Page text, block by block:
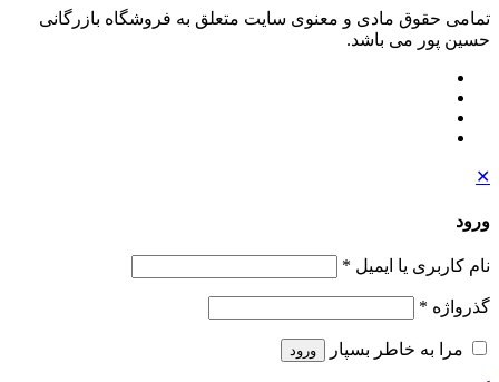
تمامی حقوق مادی و معنوی سایت متعلق به فروشگاه بازرگانی
حسین پور می باشد.
✕
ورود
نام کاربری یا ایمیل *
گذرواژه *
مرا به خاطر بسپار ورود